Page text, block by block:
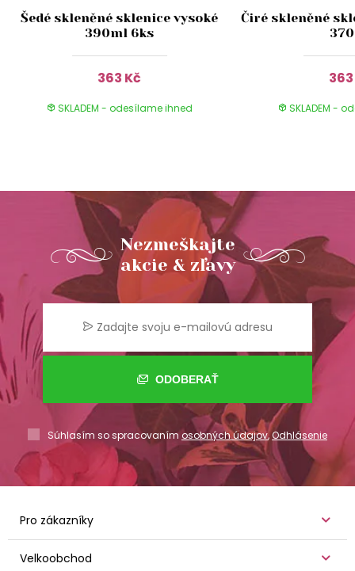
Šedé skleněné sklenice vysoké
390ml 6ks
363 Kč
SKLADEM - odesílame ihned
Čiré skleněné
SKLADEM -
Nezmeškajte
akcie & zľavy
ODOBERAŤ
Súhlasím so spracovaním osobných údajov,Odhlásenie
Pro zákazníky
Velkoobchod